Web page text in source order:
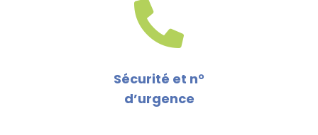
Sécurité et n°
d’urgence